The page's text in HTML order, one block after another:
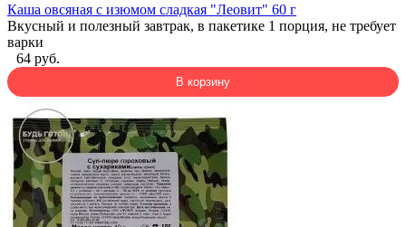
Каша овсяная с изюмом сладкая "Леовит" 60 г
Вкусный и полезный завтрак, в пакетике 1 порция, не требует
варки
64 руб.
В корзину